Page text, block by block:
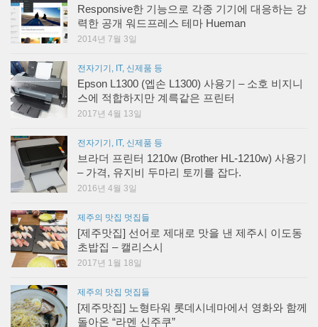
Responsive한 기능으로 각종 기기에 대응하는 강
력한 공개 워드프레스 테마 Hueman
2014년 7월 3일
전자기기, IT, 신제품 등
Epson L1300 (엡손 L1300) 사용기 – 소호 비지니
스에 적합하지만 계륵같은 프린터
2017년 4월 13일
전자기기, IT, 신제품 등
브라더 프린터 1210w (Brother HL-1210w) 사용기
– 가격, 유지비 두마리 토끼를 잡다.
2016년 4월 3일
제주의 맛집 멋집들
[제주맛집] 선어로 제대로 맛을 낸 제주시 이도동
초밥집 – 캘리스시
2017년 1월 18일
제주의 맛집 멋집들
[제주맛집] 노형타워 롯데시네마에서 영화와 함께
돌아온 “라멘 신주쿠”